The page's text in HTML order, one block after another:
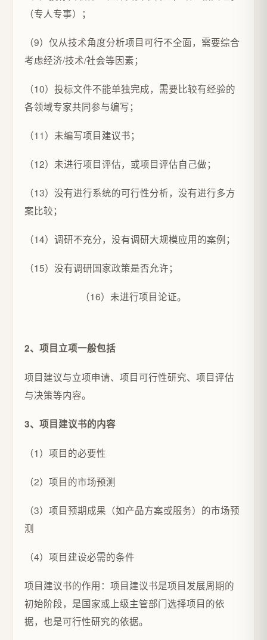
（专人专事）；
（9）仅从技术角度分析项目可行不全面，需要综合
考虑经济/技术/社会等因素；
（10）投标文件不能单独完成，需要比较有经验的
各领域专家共同参与编写；
（11）未编写项目建议书；
（12）未进行项目评估，或项目评估自己做；
（13）没有进行系统的可行性分析，没有进行多方
案比较；
（14）调研不充分，没有调研大规模应用的案例；
（15）没有调研国家政策是否允许；
（16）未进行项目论证。
2、项目立项一般包括
项目建议与立项申请、项目可行性研究、项目评估
与决策等内容。
3、项目建议书的内容
（1）项目的必要性
（2）项目的市场预测
（3）项目预期成果（如产品方案或服务）的市场预
测
（4）项目建设必需的条件
项目建议书的作用：项目建议书是项目发展周期的
初始阶段，是国家或上级主管部门选择项目的依
据，也是可行性研究的依据。